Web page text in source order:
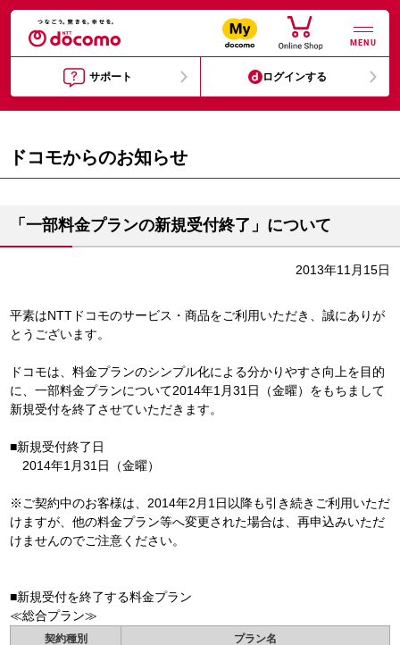
MENU
サポート ログインする
ドコモからのお知らせ
「一部料金プランの新規受付終了」について
2013年11月15日
平素はNTTドコモのサービス・商品をご利用いただき、誠にありが
とうございます。
ドコモは、料金プランのシンプル化による分かりやすさ向上を目的
に、一部料金プランについて2014年1月31日（金曜）をもちまして
新規受付を終了させていただきます。
■新規受付終了日
2014年1月31日（金曜）
※ご契約中のお客様は、2014年2月1日以降も引き続きご利用いただ
けますが、他の料金プラン等へ変更された場合は、再申込みいただ
けませんのでご注意ください。
■新規受付を終了する料金プラン
≪総合プラン≫
契約種別 プラン名